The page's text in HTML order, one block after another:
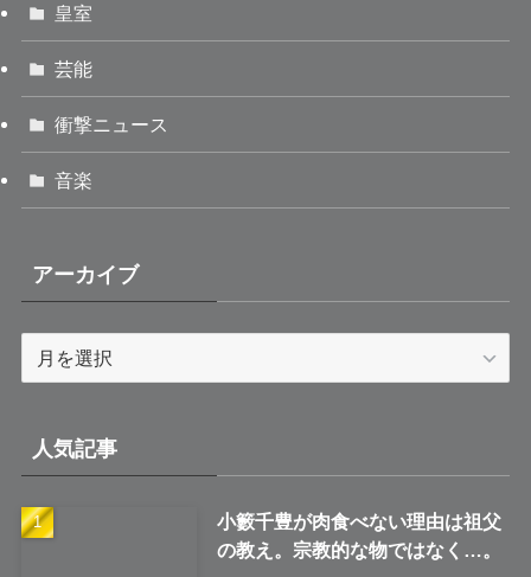
皇室
芸能
衝撃ニュース
音楽
アーカイブ
ブ
人気記事
小籔千豊が肉食べない理由は祖父
の教え。宗教的な物ではなく…。